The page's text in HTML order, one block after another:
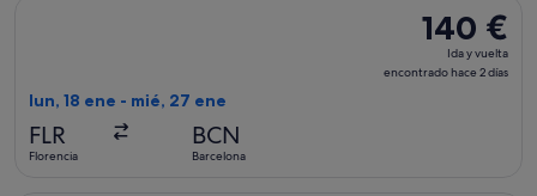
140 €
Ida
y
140 €
Ida y vuelta
encontrado hace 2 días
lun, 18 ene - mié, 27 ene
FLR
Florencia
BCN
Barcelona